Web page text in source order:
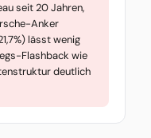
seit 20 Jahren,
Anker
lässt wenig
Flashback wie
deutlich